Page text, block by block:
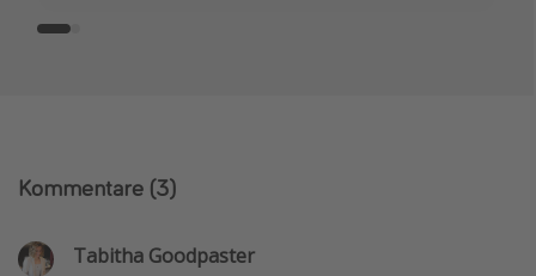
Kommentare (3)
Tabitha Goodpaster